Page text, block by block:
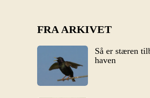
FRA ARKIVET
Så er stæren
haven